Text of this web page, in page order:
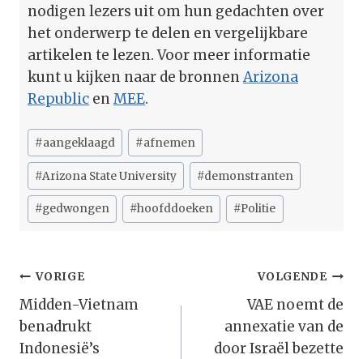
nodigen lezers uit om hun gedachten over
het onderwerp te delen en vergelijkbare
artikelen te lezen. Voor meer informatie
kunt u kijken naar de bronnenArizona
Republic enMEE.
Bericht
tags:
#aangeklaagd #afnemen
#Arizona State University #demonstranten
#gedwongen #hoofddoeken #Politie
Bericht
Navigatie
VORIGE
Midden-Vietnam
benadrukt
Indonesië’s
VOLGENDE
VAE noemt de
annexatie van de
door Israël bezette